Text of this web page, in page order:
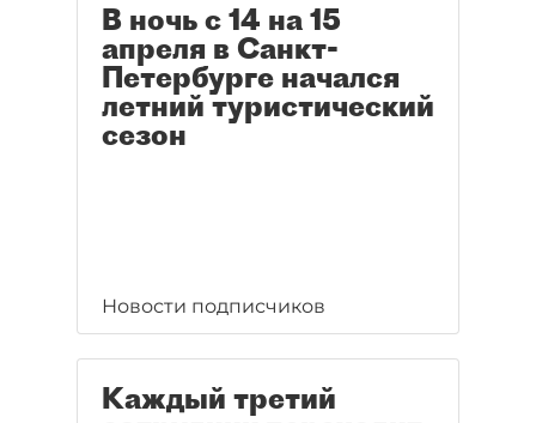
В ночь с 14 на 15
апреля в Санкт-
Петербурге начался
летний туристический
сезон
Новости подписчиков
Каждый третий